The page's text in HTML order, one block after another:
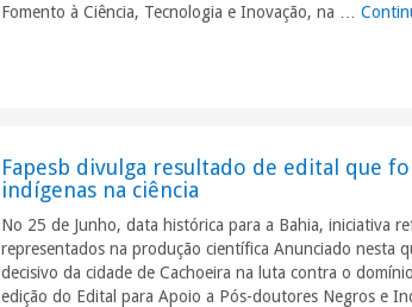
Fomento à Ciência, Tecnologia e Inovação, na …
Fapesb divulga resultado de edital que
indígenas na ciência
No 25 de Junho, data histórica para a Bahia, iniciativa
representados na produção científica Anunciado nesta
decisivo da cidade de Cachoeira na luta contra o
edição do Edital para Apoio a Pós-doutores Negros e